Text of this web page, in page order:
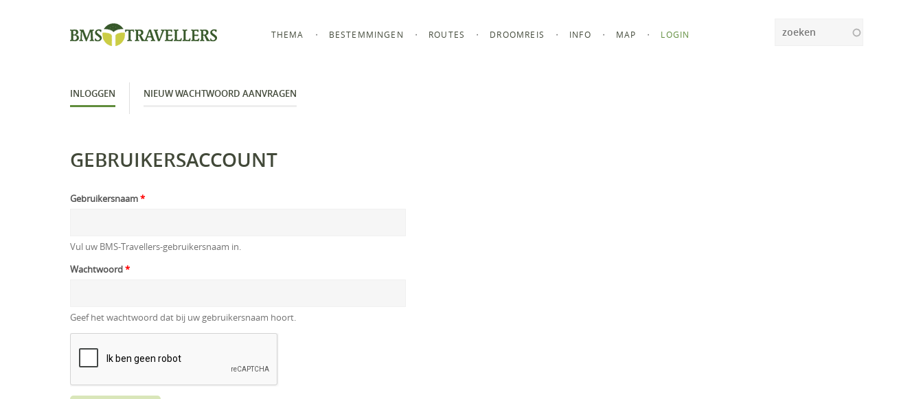
THEMA BESTEMMINGEN ROUTES DROOMREIS INFO MAP LOGIN
Zoeken
INLOGGEN NIEUW WACHTWOORD AANVRAGEN
GEBRUIKERSACCOUNT
Gebruikersnaam*
Vul uw BMS-Travellers-gebruikersnaam in.
Wachtwoord*
Geef het wachtwoord dat bij uw gebruikersnaam hoort.